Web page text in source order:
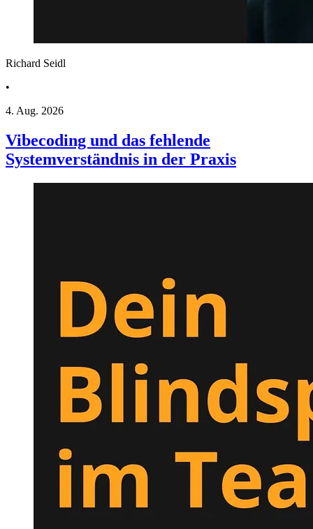
Richard Seidl
•
4. Aug. 2026
Vibecoding und das fehlende
Systemverständnis in der Praxis